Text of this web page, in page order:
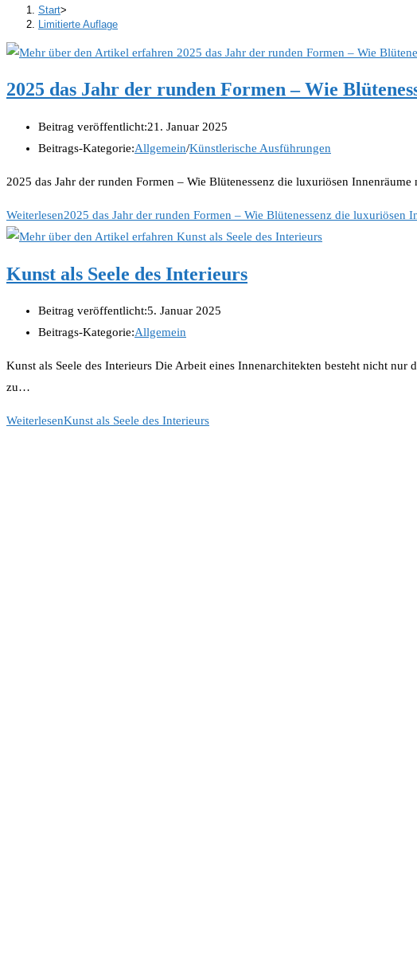
Start>
Limitierte Auflage
2025 das Jahr der runden Formen – Wie
Beitrag veröffentlicht:21. Januar 2025
Beitrags-Kategorie:Allgemein/Künstlerische Ausführungen
2025 das Jahr der runden Formen – Wie Blütenessenz die luxuriösen
Weiterlesen2025 das Jahr der runden Formen – Wie Blütenessenz die luxuriösen
Kunst als Seele des Interieurs
Beitrag veröffentlicht:5. Januar 2025
Beitrags-Kategorie:Allgemein
Kunst als Seele des Interieurs Die Arbeit eines Innenarchitekten besteht nicht
zu…
WeiterlesenKunst als Seele des Interieurs